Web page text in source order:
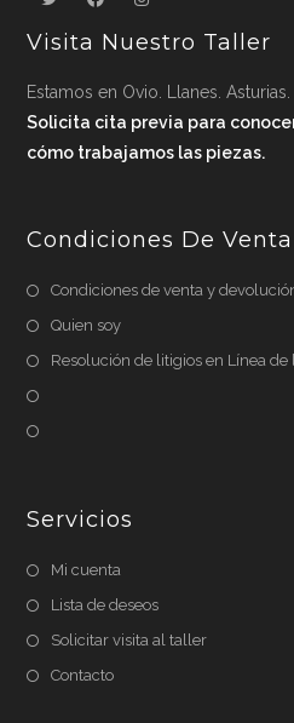
Visita Nuestro Taller
Estamos en Ovio. Llanes. Asturias.
Solicita cita previa para
cómo trabajamos las piezas.
Condiciones De
Condiciones de venta y
Quien soy
Resolución de litigios en Línea de
Servicios
Mi cuenta
Lista de deseos
Solicitar visita al taller
Contacto